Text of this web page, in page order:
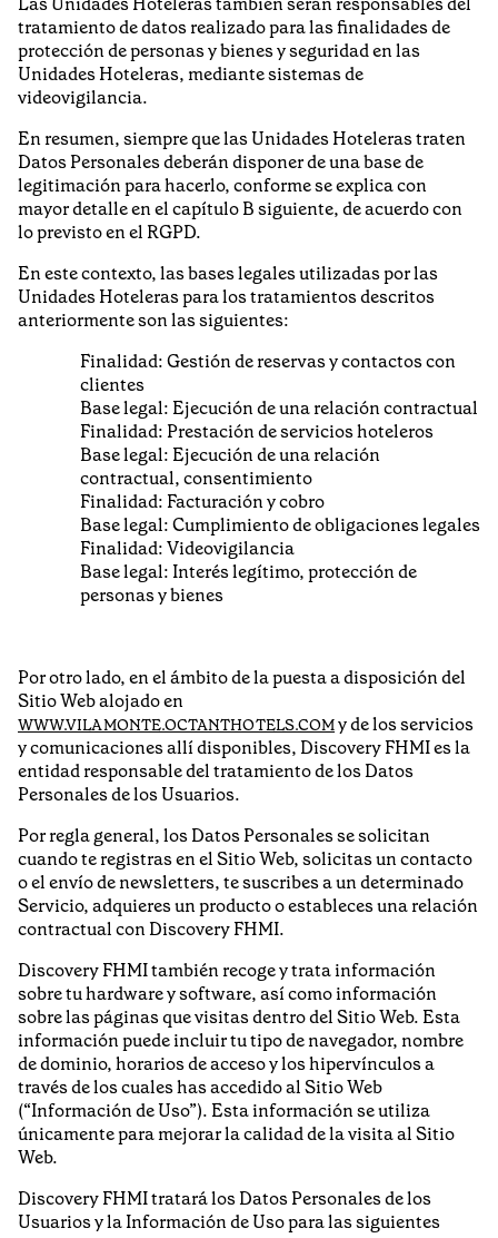
tratamiento de datos realizado para las finalidades de
protección de personas y bienes y seguridad en las
Unidades Hoteleras, mediante sistemas de
videovigilancia.
En resumen, siempre que las Unidades Hoteleras traten
Datos Personales deberán disponer de una base de
legitimación para hacerlo, conforme se explica con
mayor detalle en el capítulo B siguiente, de acuerdo con
lo previsto en el RGPD.
En este contexto, las bases legales utilizadas por las
Unidades Hoteleras para los tratamientos descritos
anteriormente son las siguientes:
Finalidad: Gestión de reservas y contactos con
clientes
Base legal: Ejecución de una relación contractual
Finalidad: Prestación de servicios hoteleros
Base legal: Ejecución de una relación
contractual, consentimiento
Finalidad: Facturación y cobro
Base legal: Cumplimiento de obligaciones legales
Finalidad: Videovigilancia
Base legal: Interés legítimo, protección de
personas y bienes
Por otro lado, en el ámbito de la puesta a disposición del
Sitio Web alojado en
WWW.VILAMONTE.OCTANTHOTELS.COMy de los servicios
y comunicaciones allí disponibles, Discovery FHMI es la
entidad responsable del tratamiento de los Datos
Personales de los Usuarios.
Por regla general, los Datos Personales se solicitan
cuando te registras en el Sitio Web, solicitas un contacto
o el envío de newsletters, te suscribes a un determinado
Servicio, adquieres un producto o estableces una relación
contractual con Discovery FHMI.
Discovery FHMI también recoge y trata información
sobre tu hardware y software, así como información
sobre las páginas que visitas dentro del Sitio Web. Esta
información puede incluir tu tipo de navegador, nombre
de dominio, horarios de acceso y los hipervínculos a
través de los cuales has accedido al Sitio Web
(“Información de Uso”). Esta información se utiliza
únicamente para mejorar la calidad de la visita al Sitio
Web.
Discovery FHMI tratará los Datos Personales de los
Usuarios y la Información de Uso para las siguientes